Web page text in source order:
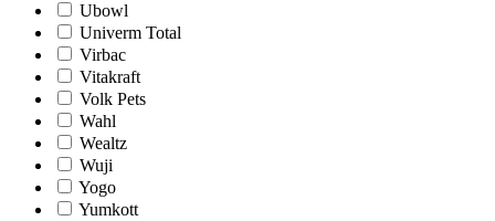
Ubowl
Univerm Total
Virbac
Vitakraft
Volk Pets
Wahl
Wealtz
Wuji
Yogo
Yumkott